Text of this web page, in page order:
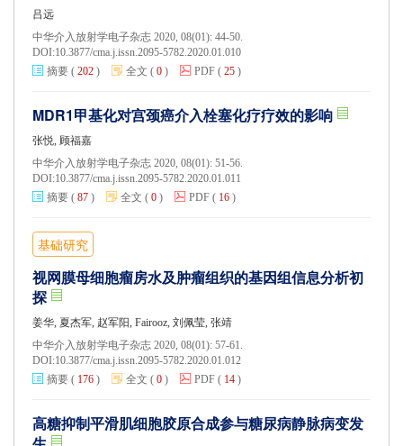
吕远
中华介入放射学电子杂志 2020, 08(01): 44-50.
DOI:10.3877/cma.j.issn.2095-5782.2020.01.010
摘要 ( 202 ) 全文 ( 0 ) PDF ( 25 )
MDR1甲基化对宫颈癌介入栓塞化疗疗效的影响
张悦, 顾福嘉
中华介入放射学电子杂志 2020, 08(01): 51-56.
DOI:10.3877/cma.j.issn.2095-5782.2020.01.011
摘要 ( 87 ) 全文 ( 0 ) PDF ( 16 )
基础研究
视网膜母细胞瘤房水及肿瘤组织的基因组信息分析初
探
姜华, 夏杰军, 赵军阳, Fairooz, 刘佩莹, 张靖
中华介入放射学电子杂志 2020, 08(01): 57-61.
DOI:10.3877/cma.j.issn.2095-5782.2020.01.012
摘要 ( 176 ) 全文 ( 0 ) PDF ( 14 )
高糖抑制平滑肌细胞胶原合成参与糖尿病静脉病变发